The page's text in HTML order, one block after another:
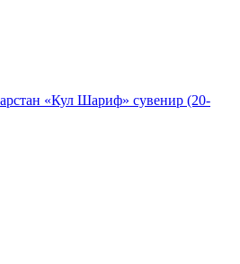
«Кул Шариф» сувенир (20-